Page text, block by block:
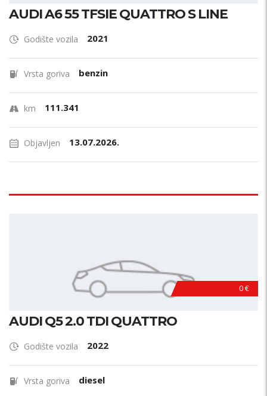
AUDI A6 55 TFSIE QUATTRO S LINE
Godište vozila 2021
Vrsta goriva benzin
km 111.341
Objavljen 13.07.2026.
0 €
AUDI Q5 2.0 TDI QUATTRO
Godište vozila 2022
Vrsta goriva diesel